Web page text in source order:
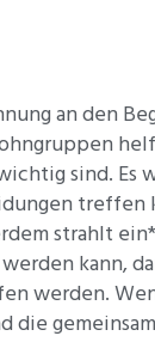
an den
sind. Es
treffen
strahlt
kann,
werden.
die